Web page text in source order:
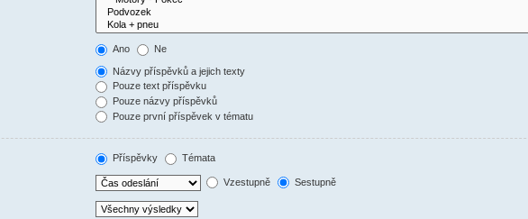
Ano Ne
Názvy příspěvků a jejich texty
Pouze text příspěvku
Pouze názvy příspěvků
Pouze první příspěvek v tématu
Příspěvky Témata
Vzestupně Sestupně